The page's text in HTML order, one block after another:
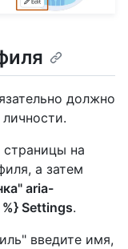
должно
на
а затем
aria-
Settings.
введите имя,